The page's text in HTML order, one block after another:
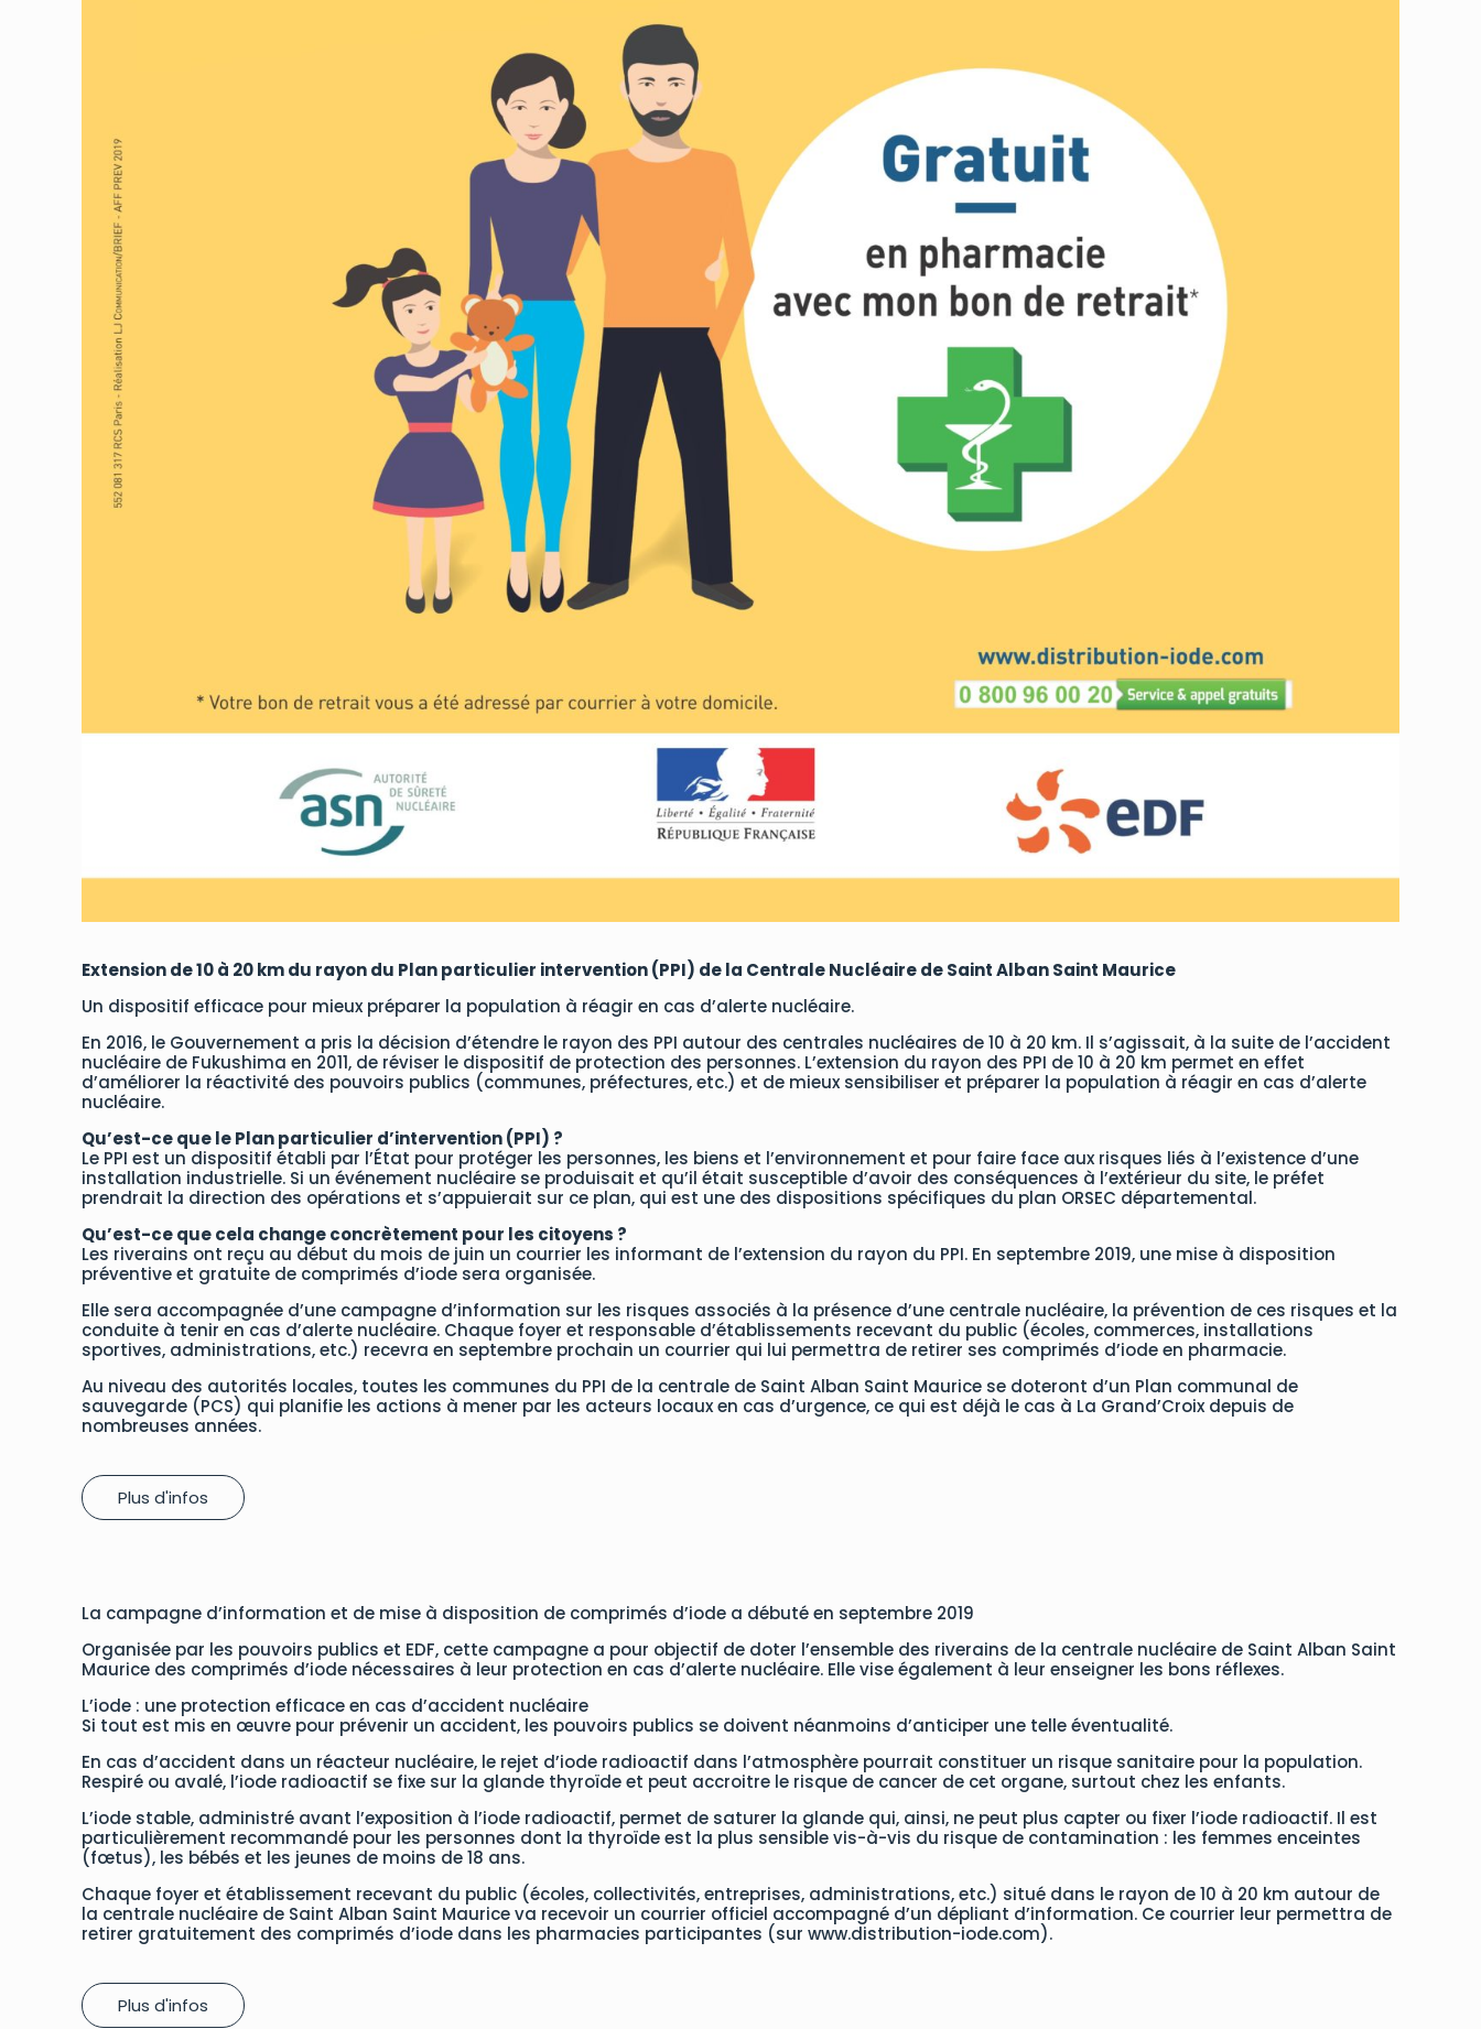
Extension de 10 à 20 km du rayon du Plan particulier intervention (PPI) de la Centrale Nucléaire de Saint Alban Saint Maurice
Un dispositif efficace pour mieux préparer la population à réagir en cas d’alerte nucléaire.
En 2016, le Gouvernement a pris la décision d’étendre le rayon des PPI autour des centrales nucléaires de 10 à 20 km. Il s’agissait, à la suite de l’accident
nucléaire de Fukushima en 2011, de réviser le dispositif de protection des personnes. L’extension du rayon des PPI de 10 à 20 km permet en effet
d’améliorer la réactivité des pouvoirs publics (communes, préfectures, etc.) et de mieux sensibiliser et préparer la population à réagir en cas d’alerte
nucléaire.
Qu’est-ce que le Plan particulier d’intervention (PPI) ?
Le PPI est un dispositif établi par l’État pour protéger les personnes, les biens et l’environnement et pour faire face aux risques liés à l’existence d’une
installation industrielle. Si un événement nucléaire se produisait et qu’il était susceptible d’avoir des conséquences à l’extérieur du site, le préfet
prendrait la direction des opérations et s’appuierait sur ce plan, qui est une des dispositions spécifiques du plan ORSEC départemental.
Qu’est-ce que cela change concrètement pour les citoyens ?
Les riverains ont reçu au début du mois de juin un courrier les informant de l’extension du rayon du PPI. En septembre 2019, une mise à disposition
préventive et gratuite de comprimés d’iode sera organisée.
Elle sera accompagnée d’une campagne d’information sur les risques associés à la présence d’une centrale nucléaire, la prévention de ces risques et la
conduite à tenir en cas d’alerte nucléaire. Chaque foyer et responsable d’établissements recevant du public (écoles, commerces, installations
sportives, administrations, etc.) recevra en septembre prochain un courrier qui lui permettra de retirer ses comprimés d’iode en pharmacie.
Au niveau des autorités locales, toutes les communes du PPI de la centrale de Saint Alban Saint Maurice se doteront d’un Plan communal de
sauvegarde (PCS) qui planifie les actions à mener par les acteurs locaux en cas d’urgence, ce qui est déjà le cas à La Grand’Croix depuis de
nombreuses années.
Plus d'infos
La campagne d’information et de mise à disposition de comprimés d’iode a débuté en septembre 2019
Organisée par les pouvoirs publics et EDF, cette campagne a pour objectif de doter l’ensemble des riverains de la centrale nucléaire de Saint Alban Saint
Maurice des comprimés d’iode nécessaires à leur protection en cas d’alerte nucléaire. Elle vise également à leur enseigner les bons réflexes.
L’iode : une protection efficace en cas d’accident nucléaire
Si tout est mis en œuvre pour prévenir un accident, les pouvoirs publics se doivent néanmoins d’anticiper une telle éventualité.
En cas d’accident dans un réacteur nucléaire, le rejet d’iode radioactif dans l’atmosphère pourrait constituer un risque sanitaire pour la population.
Respiré ou avalé, l’iode radioactif se fixe sur la glande thyroïde et peut accroitre le risque de cancer de cet organe, surtout chez les enfants.
L’iode stable, administré avant l’exposition à l’iode radioactif, permet de saturer la glande qui, ainsi, ne peut plus capter ou fixer l’iode radioactif. Il est
particulièrement recommandé pour les personnes dont la thyroïde est la plus sensible vis-à-vis du risque de contamination : les femmes enceintes
(fœtus), les bébés et les jeunes de moins de 18 ans.
Chaque foyer et établissement recevant du public (écoles, collectivités, entreprises, administrations, etc.) situé dans le rayon de 10 à 20 km autour de
la centrale nucléaire de Saint Alban Saint Maurice va recevoir un courrier officiel accompagné d’un dépliant d’information. Ce courrier leur permettra de
retirer gratuitement des comprimés d’iode dans les pharmacies participantes (sur www.distribution-iode.com).
Plus d'infos